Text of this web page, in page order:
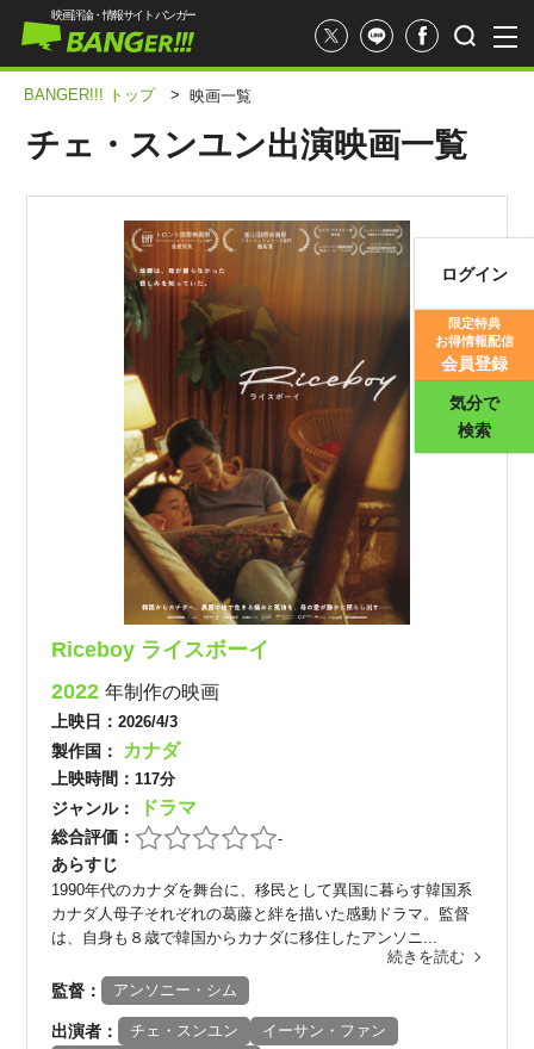
映画記事
映画評価
映画評論・情報サイト バンガー
ログイン
限定特典
お得情報配信
会員登録
気分で
検索
BANGER!!! トップ > 映画一覧
チェ・スンユン出演映画一覧
Riceboy ライスボーイ
2022年制作の映画
上映日：2026/4/3
製作国： カナダ
上映時間： 117分
ジャンル： ドラマ
総合評価： -
あらすじ
1990年代のカナダを舞台に、移民として異国に暮らす韓国系
カナダ人母子それぞれの葛藤と絆を描いた感動ドラマ。監督
は、自身も８歳で韓国からカナダに移住したアンソニ...
続きを読む
監督： アンソニー・シム
出演者： チェ・スンユン
イーサン・ファン